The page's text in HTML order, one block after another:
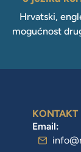
Hrvatski,
mogućnost
KONTAKT
Email: